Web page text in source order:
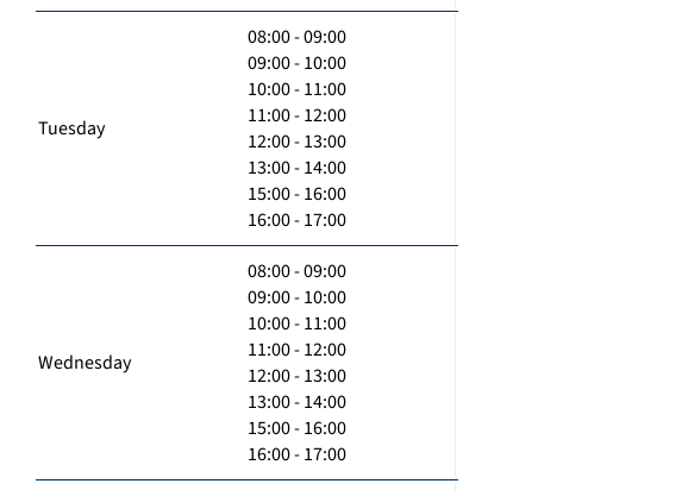
Tuesday
08:00 - 09:00
09:00 - 10:00
10:00 - 11:00
11:00 - 12:00
12:00 - 13:00
13:00 - 14:00
15:00 - 16:00
16:00 - 17:00
Wednesday
08:00 - 09:00
09:00 - 10:00
10:00 - 11:00
11:00 - 12:00
12:00 - 13:00
13:00 - 14:00
15:00 - 16:00
16:00 - 17:00